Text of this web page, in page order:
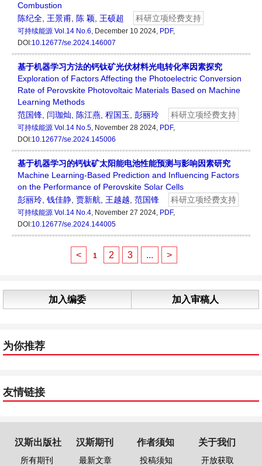
Combustion
陈纪全, 王景甫, 陈 颖, 王硕超 科研立项经费支持
可持续能源 Vol.14 No.6, December 10 2024, PDF,
DOI:10.12677/se.2024.146007
基于机器学习方法的钙钛矿光伏材料光电转化率因素探究
Exploration of Factors Affecting the Photoelectric Conversion
Rate of Perovskite Photovoltaic Materials Based on Machine
Learning Methods
范国锋, 闫珈灿, 陈江燕, 程国玉, 彭丽玲 科研立项经费支持
可持续能源 Vol.14 No.5, November 28 2024, PDF,
DOI:10.12677/se.2024.145006
基于机器学习的钙钛矿太阳能电池性能预测与影响因素研究
Machine Learning-Based Prediction and Influencing Factors
on the Performance of Perovskite Solar Cells
彭丽玲, 钱佳静, 贾新航, 王越越, 范国锋 科研立项经费支持
可持续能源 Vol.14 No.4, November 27 2024, PDF,
DOI:10.12677/se.2024.144005
< 1 2 3 ... >
加入编委 加入审稿人
为你推荐
友情链接
汉斯出版社
所有期刊
汉斯期刊
最新文章
作者须知
投稿须知
关于我们
开放获取